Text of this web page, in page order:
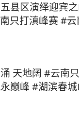
省第十七届运动会 #滇风永